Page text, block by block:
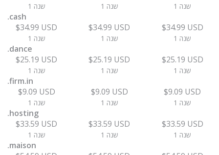
1 שנה 1 שנה 1 שנה
.cash
$34.99 USD
1 שנה
$34.99 USD
1 שנה
$34.99 USD
1 שנה
.dance
$25.19 USD
1 שנה
$25.19 USD
1 שנה
$25.19 USD
1 שנה
.firm.in
$9.09 USD
1 שנה
$9.09 USD
1 שנה
$9.09 USD
1 שנה
.hosting
$33.59 USD
1 שנה
$33.59 USD
1 שנה
$33.59 USD
1 שנה
.maison